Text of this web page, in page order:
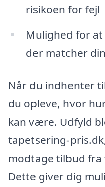
risikoen for fejl
Mulighed for
der matcher
Når du indhenter
du opleve, hvor
kan være. Udfyld
tapetsering-
modtage tilbud fra
Dette giver dig